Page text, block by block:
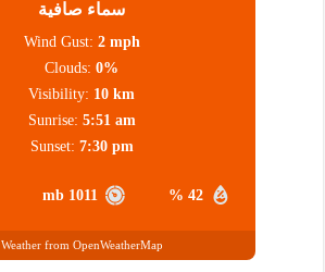
سماء صافية
42 %
1011 mb
Wind Gust: 2 mph
Clouds: 0%
Visibility: 10 km
Sunrise: 5:51 am
Sunset: 7:30 pm
Weather from OpenWeatherMap